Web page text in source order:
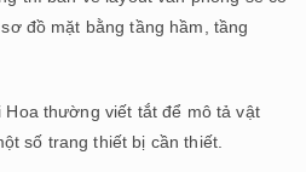
đồ mặt bằng tầng hầm, tầng
Hoa thường viết tắt để mô tả vật
số trang thiết bị cần thiết.